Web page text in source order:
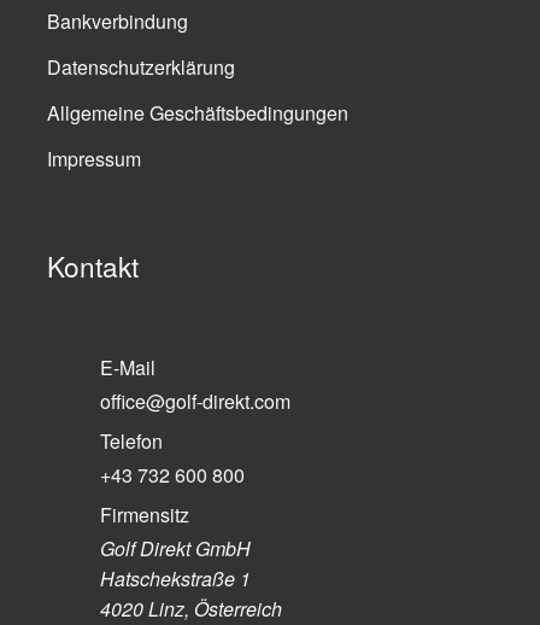
Bankverbindung
Datenschutzerklärung
Allgemeine Geschäftsbedingungen
Impressum
Kontakt
E-Mail
office@golf-direkt.com
Telefon
+43 732 600 800
Firmensitz
Golf Direkt GmbH
Hatschekstraße 1
4020 Linz, Österreich